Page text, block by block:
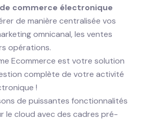
commerce électronique
de manière centralisée vos
omnicanal, les ventes
opérations.
Ecommerce est votre solution
complète de votre activité
!
de puissantes fonctionnalités
le cloud avec des cadres pré-